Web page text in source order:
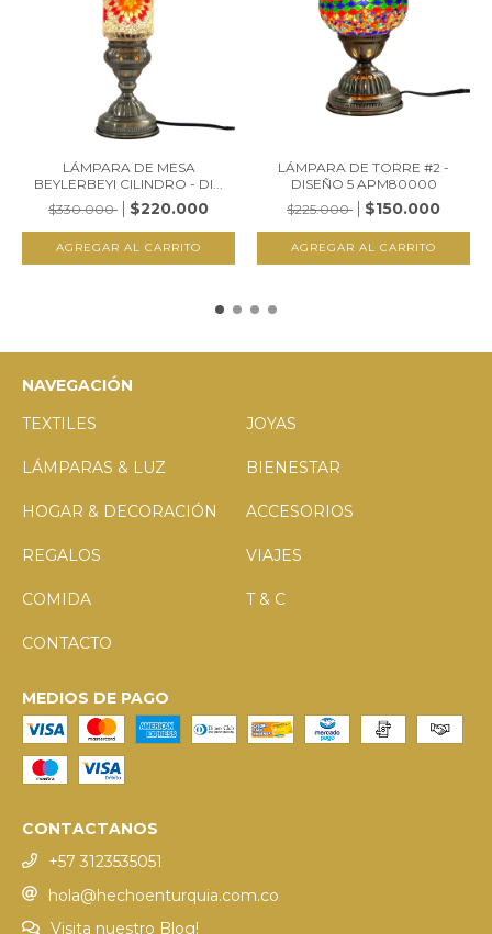
LÁMPARA DE MESA
BEYLERBEYI CILINDRO - DI...
$330.000
$220.000
LÁMPARA DE TORRE #2 -
DISEÑO 5 APM80000
$225.000
$150.000
NAVEGACIÓN
TEXTILES
JOYAS
LÁMPARAS & LUZ BIENESTAR
HOGAR & DECORACIÓN ACCESORIOS
REGALOS VIAJES
COMIDA T & C
CONTACTO
MEDIOS DE PAGO
CONTACTANOS
+57 3123535051
hola@hechoenturquia.com.co
Visita nuestro Blog!